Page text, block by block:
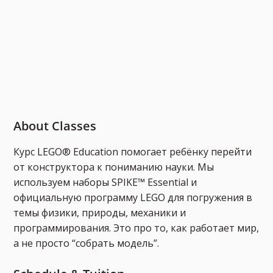
About Classes
Курс LEGO® Education помогает ребёнку перейти
от конструктора к пониманию науки. Мы
используем наборы SPIKE™ Essential и
официальную программу LEGO для погружения в
темы физики, природы, механики и
программирования. Это про то, как работает мир,
а не просто “собрать модель”.